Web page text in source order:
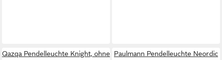
Qazqa Pendelleuchte Knight, ohne Paulmann Pendelleuchte Neordic